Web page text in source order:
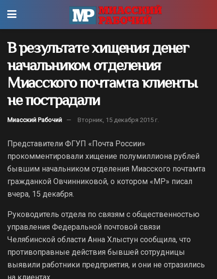
В результате хищения денег
начальником отделения
Миасского почтамта клиенты
не пострадали
Миасский Рабочий Вторник, 15 декабря 2015 г.
Представители ФГУП «Почта России»
прокомментировали хищение полумиллиона рублей
бывшим начальником отделения Миасского почтамта
гражданкой Овчинниковой, о котором «МР» писал
вчера, 15 декабря.
Руководитель отдела по связям с общественностью
управления Федеральной почтовой связи
Челябинской области Анна Хлыстун сообщила, что
противоправные действия бывшей сотрудницы
выявили работники предприятия, и они не отразились